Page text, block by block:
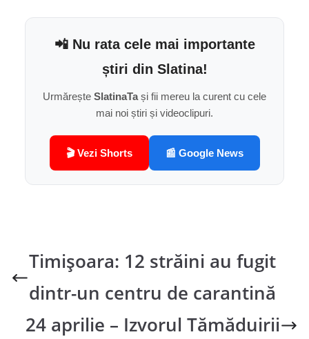
📲 Nu rata cele mai importante
știri din Slatina!
Urmărește SlatinaTași fii mereu la curent cu cele
mai noi știri și videoclipuri.
🎬 Vezi Shorts 📰 Google News
Timișoara: 12 străini au fugit
dintr-un centru de carantină
24 aprilie – Izvorul Tămăduirii